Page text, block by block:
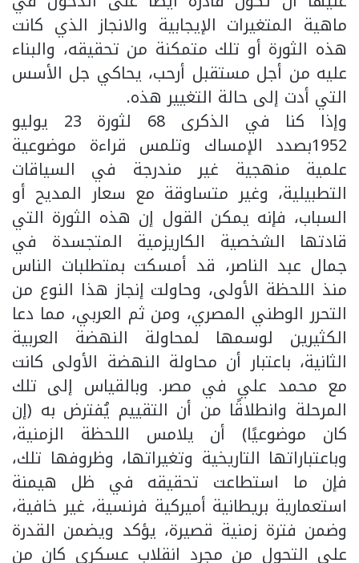
ماهية المتغيرات الإيجابية والانجاز الذي كانت
هذه الثورة أو تلك متمكنة من تحقيقه، والبناء
عليه من أجل مستقبل أرحب، يحاكي جل الأسس
التي أدت إلى حالة التغيير هذه.
وإذا كنا في الذكرى 68 لثورة 23 يوليو
1952بصدد الإمساك وتلمس قراءة موضوعية
علمية منهجية غير مندرجة في السياقات
التطبيلية، وغير متساوقة مع سعار المديح أو
السباب، فإنه يمكن القول إن هذه الثورة التي
قادتها الشخصية الكاريزمية المتجسدة في
جمال عبد الناصر، قد أمسكت بمتطلبات الناس
منذ اللحظة الأولى، وحاولت إنجاز هذا النوع من
التحرر الوطني المصري، ومن ثم العربي، مما دعا
الكثيرين لوسمها لمحاولة النهضة العربية
الثانية، باعتبار أن محاولة النهضة الأولى كانت
مع محمد علي في مصر. وبالقياس إلى تلك
المرحلة وانطلاقًا من أن التقييم يُفترض به (إن
كان موضوعيًا) أن يلامس اللحظة الزمنية،
وباعتباراتها التاريخية وتغيراتها، وظروفها تلك،
فإن ما استطاعت تحقيقه في ظل هيمنة
استعمارية بريطانية أميركية فرنسية، غير خافية،
وضمن فترة زمنية قصيرة، يؤكد ويضمن القدرة
على التحول من مجرد انقلاب عسكري كان من